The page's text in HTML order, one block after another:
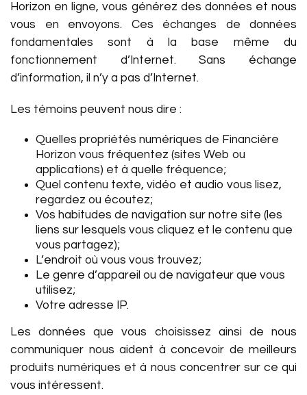
Horizon en ligne, vous générez des données et nous
vous en envoyons. Ces échanges de données
fondamentales sont à la base même du
fonctionnement d’Internet. Sans échange
d’information, il n’y a pas d’Internet.
Les témoins peuvent nous dire :
Quelles propriétés numériques de Financière
Horizon vous fréquentez (sites Web ou
applications) et à quelle fréquence;
Quel contenu texte, vidéo et audio vous lisez,
regardez ou écoutez;
Vos habitudes de navigation sur notre site (les
liens sur lesquels vous cliquez et le contenu que
vous partagez);
L’endroit où vous vous trouvez;
Le genre d’appareil ou de navigateur que vous
utilisez;
Votre adresse IP.
Les données que vous choisissez ainsi de nous
communiquer nous aident à concevoir de meilleurs
produits numériques et à nous concentrer sur ce qui
vous intéressent.